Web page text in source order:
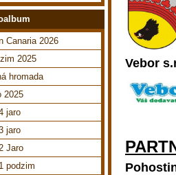
Vebor
Canaria 2026
2025
hromada
2025
jaro
jaro
Jaro
podzim